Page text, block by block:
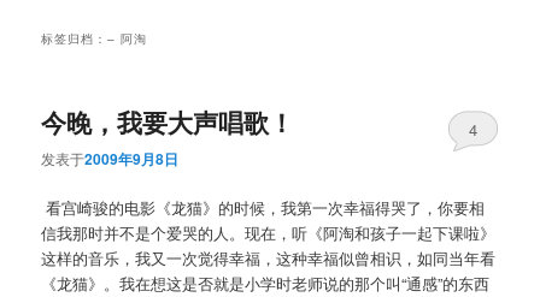
标签归档：– 阿淘
今晚，我要大声唱歌！
发表于2009年9月8日
4
看宫崎骏的电影《龙猫》的时候，我第一次幸福得哭了，你要相
信我那时并不是个爱哭的人。现在，听《阿淘和孩子一起下课啦》
这样的音乐，我又一次觉得幸福，这种幸福似曾相识，如同当年看
《龙猫》。我在想这是否就是小学时老师说的那个叫“通感”的东西